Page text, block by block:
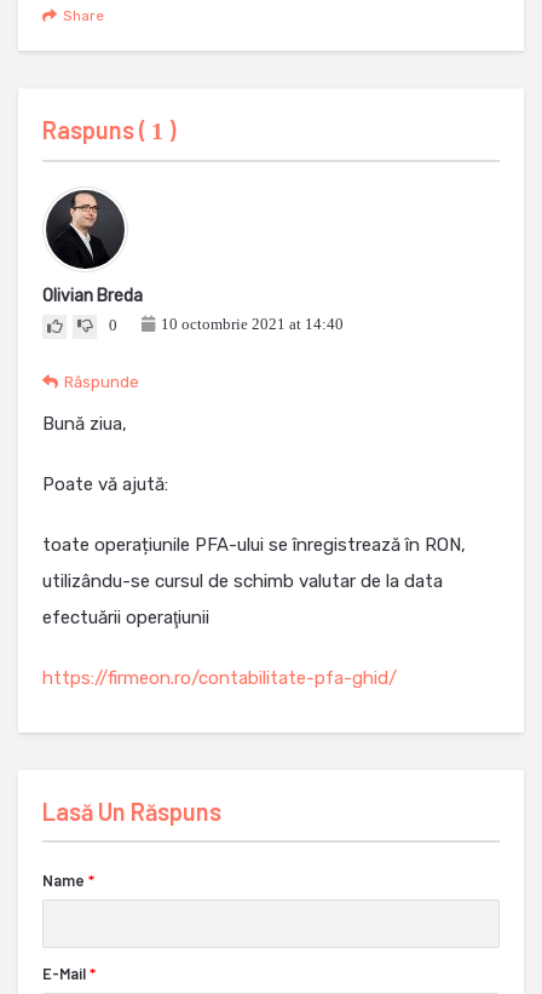
Share
Raspuns ( 1 )
Olivian Breda
0 10 octombrie 2021 at 14:40
Răspunde
Bună ziua,
Poate vă ajută:
toate operațiunile PFA-ului se înregistrează în RON,
utilizându-se cursul de schimb valutar de la data
efectuării operaţiunii
https://firmeon.ro/contabilitate-pfa-ghid/
Lasă Un Răspuns
Name *
E-Mail*